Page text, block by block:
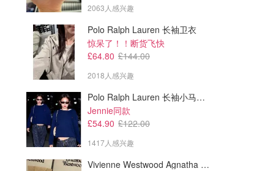
£88.00
Acqua Di Parma Luce Di
Colonia 香薰机 180ml
£22.00
羊角面包香薰蜡烛
Urban Outfitters
2063人感兴趣
Polo Ralph Lauren 长袖卫衣
惊呆了！！断货飞快
£64.80 £144.00
2018人感兴趣
Polo Ralph Lauren 长袖小马卫衣
Jennie同款
£54.90 £122.00
1417人感兴趣
Vivienne Westwood Agnatha 耳环